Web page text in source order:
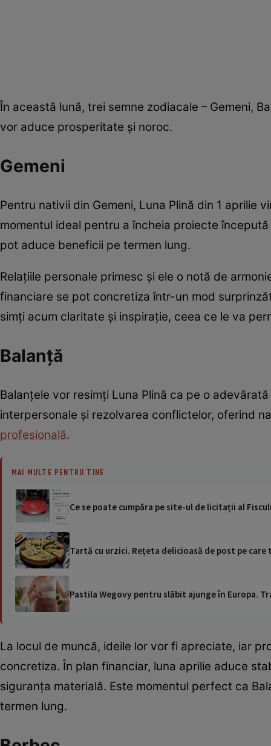
În această lună, trei semne zodiacale – Gemeni,
vor aduce prosperitate și noroc.
Gemeni
Pentru nativii din Gemeni, Luna Plină din 1 aprilie
momentul ideal pentru a încheia proiecte
pot aduce beneficii pe termen lung.
Relațiile personale primesc și ele o notă de
financiare se pot concretiza într-un mod
simți acum claritate și inspirație, ceea ce le va
Balanță
Balanțele vor resimți Luna Plină ca pe o
interpersonale și rezolvarea conflictelor, oferind
profesională.
MAI MULTE PENTRU TINE
Ce se poate cumpăra pe site-ul de licitații al
Tartă cu urzici. Rețeta delicioasă de post pe care
Pastila Wegovy pentru slăbit ajunge în Europa.
La locul de muncă, ideile lor vor fi apreciate, iar
concretiza. În plan financiar, luna aprilie aduce
siguranța materială. Este momentul perfect ca
termen lung.